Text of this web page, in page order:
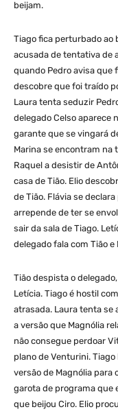
beijam.
Tiago fica perturbado ao
acusada de tentativa de
quando Pedro avisa que
descobre que foi traído
Laura tenta seduzir
delegado Celso aparece
garante que se vingará
Marina se encontram na
Raquel a desistir de
casa de Tião. Elio
de Tião. Flávia se
arrepende de ter se
sair da sala de Tiago.
delegado fala com Tião
Tião despista o
Letícia. Tiago é hostil
atrasada. Laura tenta se
a versão que Magnólia
não consegue perdoar
plano de Venturini.
versão de Magnólia para
garota de programa que
que beijou Ciro. Elio